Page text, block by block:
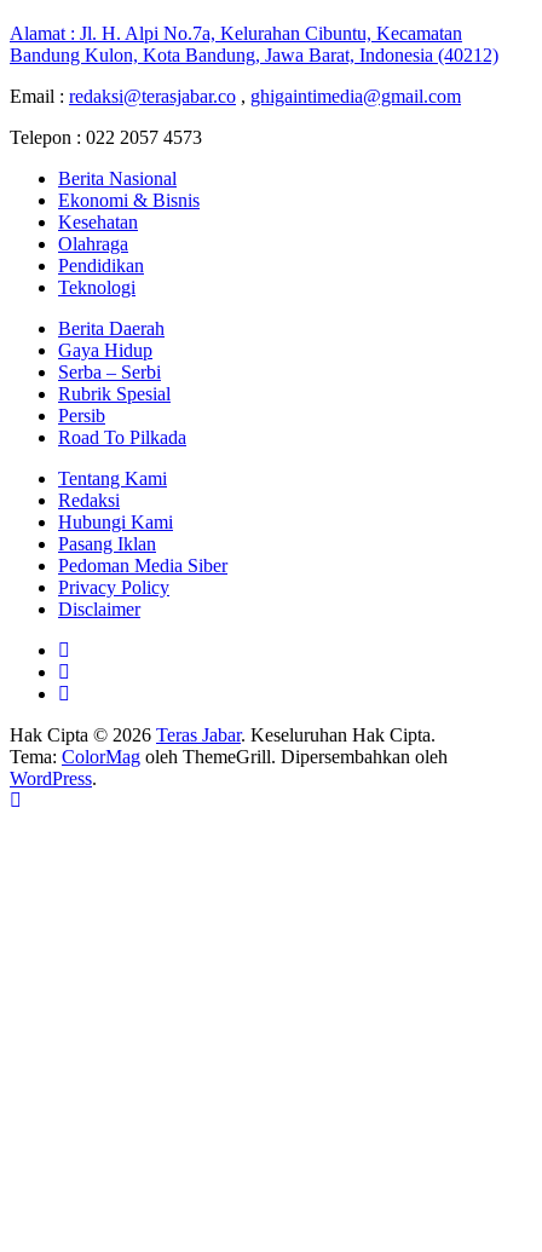
Alamat : Jl. H. Alpi No.7a, Kelurahan Cibuntu, Kecamatan
Bandung Kulon, Kota Bandung, Jawa Barat, Indonesia (40212)
Email : redaksi@terasjabar.co , ghigaintimedia@gmail.com
Telepon : 022 2057 4573
Berita Nasional
Ekonomi & Bisnis
Kesehatan
Olahraga
Pendidikan
Teknologi
Berita Daerah
Gaya Hidup
Serba – Serbi
Rubrik Spesial
Persib
Road To Pilkada
Tentang Kami
Redaksi
Hubungi Kami
Pasang Iklan
Pedoman Media Siber
Privacy Policy
Disclaimer
Hak Cipta © 2026 Teras Jabar. Keseluruhan Hak Cipta.
Tema: ColorMag oleh ThemeGrill. Dipersembahkan oleh
WordPress.